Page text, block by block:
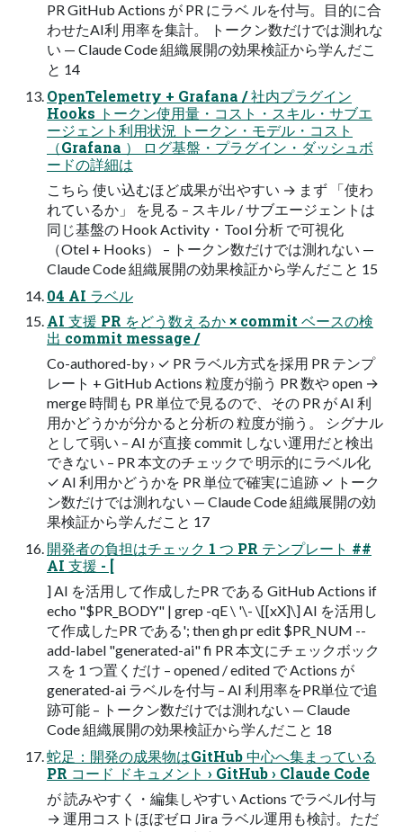
PR GitHub Actions が PR にラベ ルを付与。目的に合
わせたAI利 用率を集計。 トークン数だけでは測れな
い — Claude Code 組織展開の効果検証から学んだこ
と 14
OpenTelemetry + Grafana / 社内プラグイン
Hooks トークン使用量・コスト・スキル・サブエ
ージェント利用状況 トークン・モデル・コスト
（Grafana ） ログ基盤・プラグイン・ダッシュボ
ードの詳細は
こちら 使い込むほど成果が出やすい → まず 「使わ
れているか」 を見る – スキル / サブエージェントは
同じ基盤の Hook Activity・Tool 分析 で可視化
（Otel + Hooks） – トークン数だけでは測れない —
Claude Code 組織展開の効果検証から学んだこと 15
04 AI ラベル
AI 支援 PR をどう数えるか × commit ベースの検
出 commit message /
Co-authored-by › ✓ PR ラベル方式を採用 PR テンプ
レート + GitHub Actions 粒度が揃う PR 数や open →
merge 時間も PR 単位で見るので、その PR が AI 利
用かどうかが分かると分析の 粒度が揃う。 シグナル
として弱い – AI が直接 commit しない運用だと検出
できない – PR 本文のチェックで 明示的にラベル化
✓ AI 利用かどうかを PR 単位で確実に追跡 ✓ トーク
ン数だけでは測れない — Claude Code 組織展開の効
果検証から学んだこと 17
開発者の負担はチェック 1 つ PR テンプレート ##
AI 支援 - [
] AI を活用して作成したPR である GitHub Actions if
echo "$PR_BODY" | grep -qE \ '\- \[[xX]\] AI を活用し
て作成したPR である'; then gh pr edit $PR_NUM --
add-label "generated-ai" fi PR 本文にチェックボック
スを 1 つ置くだけ – opened / edited で Actions が
generated-ai ラベルを付与 – AI 利用率をPR単位で追
跡可能 – トークン数だけでは測れない — Claude
Code 組織展開の効果検証から学んだこと 18
蛇足：開発の成果物はGitHub 中心へ集まっている
PR コード ドキュメント › GitHub › Claude Code
が 読みやすく・編集しやすい Actions でラベル付与
→ 運用コストほぼゼロ Jira ラベル運用も検討。ただ